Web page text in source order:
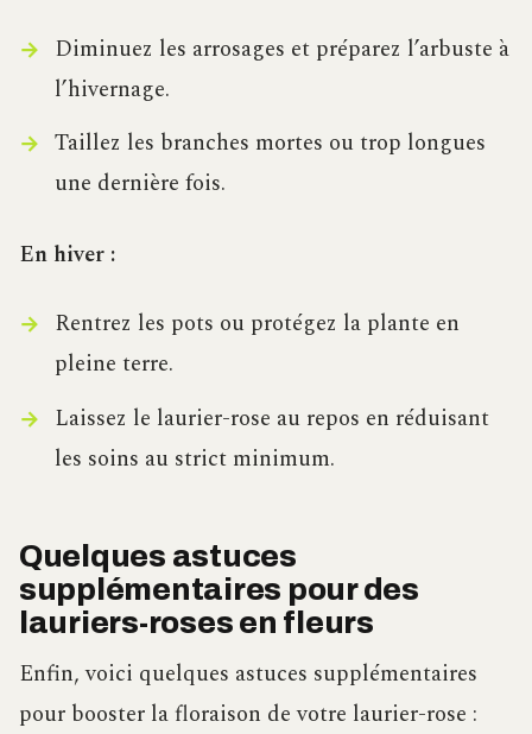
Diminuez les arrosages et préparez l’arbuste à
l’hivernage.
Taillez les branches mortes ou trop longues
une dernière fois.
En hiver :
Rentrez les pots ou protégez la plante en
pleine terre.
Laissez le laurier-rose au repos en réduisant
les soins au strict minimum.
Quelques astuces
supplémentaires pour des
lauriers-roses en fleurs
Enfin, voici quelques astuces supplémentaires
pour booster la floraison de votre laurier-rose :